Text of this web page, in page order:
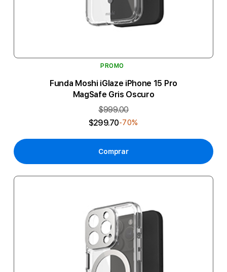
PROMO
Funda Moshi iGlaze iPhone 15 Pro
MagSafe Gris Oscuro
$999.00
$299.70-70%
Comprar